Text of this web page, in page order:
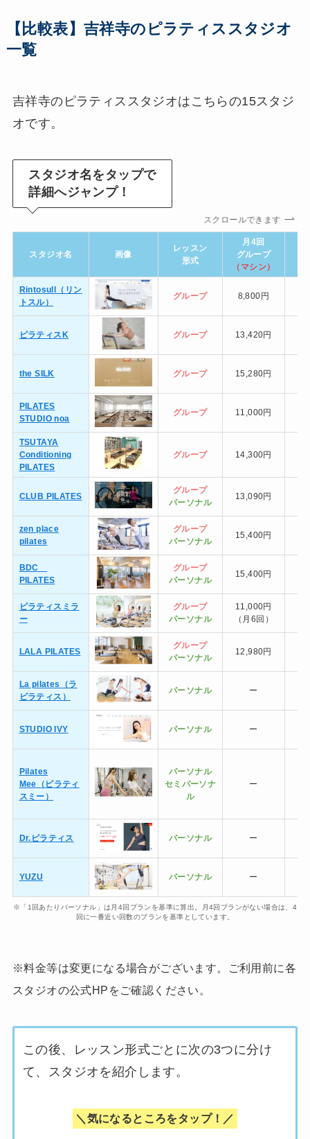
【比較表】吉祥寺のピラティススタジオ
一覧
吉祥寺のピラティススタジオはこちらの15スタジ
オです。
スタジオ名をタップで
詳細へジャンプ！
スクロールできます
スタジオ名 画像
レッスン
形式
月4回
グループ
（マシン）
Rintosull（リン
トスル）
グループ 8,800円
ピラティスK グループ 13,420円
the SILK グループ 15,280円
PILATES
STUDIO noa
グループ 11,000円
TSUTAYA
Conditioning
PILATES
グループ 14,300円
CLUB PILATES
グループ
パーソナル
13,090円
zen place
pilates
グループ
パーソナル
15,400円
BDC
PILATES
グループ
パーソナル
15,400円
ピラティスミラ
ー
グループ
パーソナル
11,000円
（月6回）
LALA PILATES
グループ
パーソナル
12,980円
La pilates（ラ
ピラティス）
パーソナル ー
STUDIO IVY パーソナル ー
Pilates
Mee（ピラティ
スミー）
パーソナル
セミ パーソナ
ル
ー
Dr.ピラティス パーソナル ー
YUZU パーソナル ー
※「1回あたりパーソナル」は月4回プランを基準に算出。月4回プランがない場合は、4
回に一番近い回数のプランを基準としています。
※料金等は変更になる場合がございます。ご利用前に各
スタジオの公式HPをご確認ください。
この後、レッスン形式ごとに次の3つに分け
て、スタジオを紹介します。
＼気になるところをタップ！／